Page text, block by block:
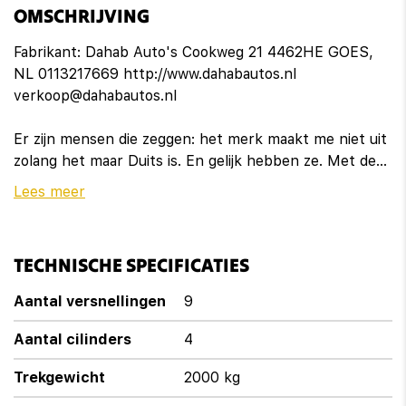
Armsteun achter
Bestuurdersstoel in hoogte verstelbaar
Binnenspiegel automatisch dimmend
Elektrisch verstelbare passagiersstoel
Houtafwerking interieur
Keyless start
Lederen stuurwiel
Passagiersstoel in hoogte verstelbaar
Regensensor
OMSCHRIJVING
Fabrikant: Dahab Auto's Cookweg 21 4462HE GOES,
NL 0113217669 http://www.dahabautos.nl
verkoop@dahabautos.nl
Er zijn mensen die zeggen: het merk maakt me niet uit
zolang het maar Duits is. En gelijk hebben ze. Met de
AMG-styling mag deze auto zeker gezien worden. De
op de knop gaat de elektrische achterklep open.
Verblinding van tegenliggers is er niet meer bij, dankzij
de koplampen met matrix LED-verlichting. En toch de
kwaliteit van daglicht in het donker! Ook 20 inch
lichtmetalen velgen, AMG-styling, aluminium dakrailing,
elektrisch inklapbare buitenspiegels, donker getint glas
achter en in delen neerklapbare achterbank horen tot
Lees meer
TECHNISCHE SPECIFICATIES
Aantal versnellingen 9
Aantal cilinders 4
Trekgewicht 2000 kg